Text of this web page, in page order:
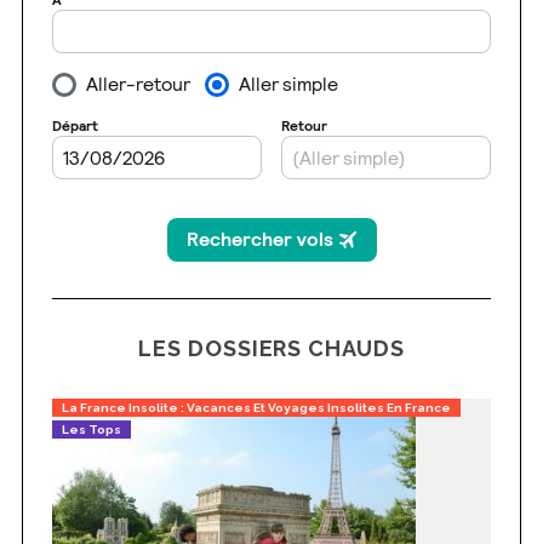
LES DOSSIERS CHAUDS
La France Insolite : Vacances Et Voyages Insolites En France
Les Tops